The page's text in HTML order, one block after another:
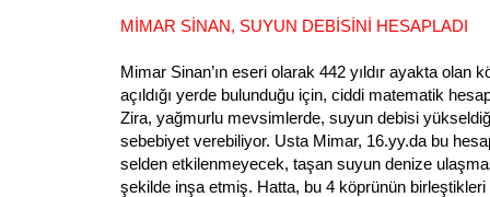
MİMAR SİNAN, SUYUN DEBİSİNİ HESAPLADI
Mimar Sinan’ın eseri olarak 442 yıldır ayakta olan
açıldığı yerde bulunduğu için, ciddi matematik
Zira, yağmurlu mevsimlerde, suyun debisi
sebebiyet verebiliyor. Usta Mimar, 16.yy.da bu
selden etkilenmeyecek, taşan suyun denize
şekilde inşa etmiş. Hatta, bu 4 köprünün